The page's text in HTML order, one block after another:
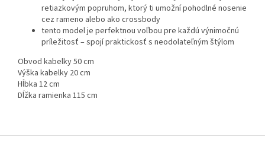
retiazkovým popruhom, ktorý ti umožní pohodlné nosenie
cez rameno alebo ako crossbody
tento model je perfektnou voľbou pre každú výnimočnú
príležitosť – spojí praktickosť s neodolateľným štýlom
Obvod kabelky 50 cm
Výška kabelky 20 cm
Hĺbka 12 cm
Dĺžka ramienka 115 cm